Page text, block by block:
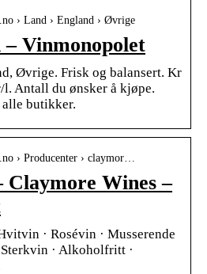
› Land › England › Øvrige
Vinmonopolet
Øvrige. Frisk og balansert. Kr
Antall du ønsker å kjøpe.
butikker.
› Producenter › claymor…
Claymore Wines –
· Rosévin · Musserende
· Alkoholfritt ·